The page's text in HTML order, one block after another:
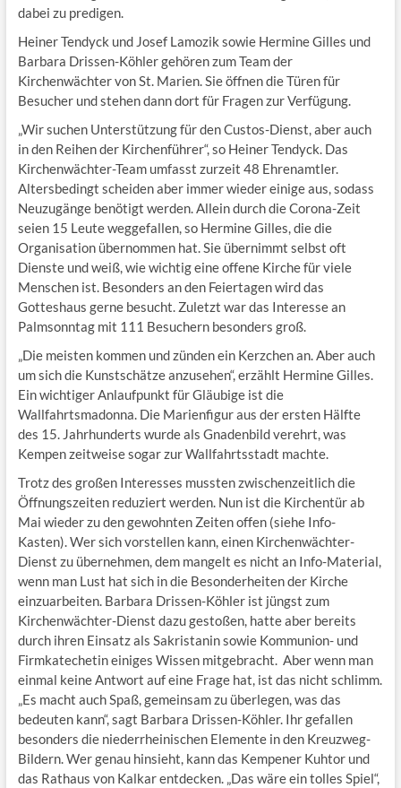
dabei zu predigen.
Heiner Tendyck und Josef Lamozik sowie Hermine Gilles und
Barbara Drissen-Köhler gehören zum Team der
Kirchenwächter von St. Marien. Sie öffnen die Türen für
Besucher und stehen dann dort für Fragen zur Verfügung.
„Wir suchen Unterstützung für den Custos-Dienst, aber auch
in den Reihen der Kirchenführer“, so Heiner Tendyck. Das
Kirchenwächter-Team umfasst zurzeit 48 Ehrenamtler.
Altersbedingt scheiden aber immer wieder einige aus, sodass
Neuzugänge benötigt werden. Allein durch die Corona-Zeit
seien 15 Leute weggefallen, so Hermine Gilles, die die
Organisation übernommen hat. Sie übernimmt selbst oft
Dienste und weiß, wie wichtig eine offene Kirche für viele
Menschen ist. Besonders an den Feiertagen wird das
Gotteshaus gerne besucht. Zuletzt war das Interesse an
Palmsonntag mit 111 Besuchern besonders groß.
„Die meisten kommen und zünden ein Kerzchen an. Aber auch
um sich die Kunstschätze anzusehen“, erzählt Hermine Gilles.
Ein wichtiger Anlaufpunkt für Gläubige ist die
Wallfahrtsmadonna. Die Marienfigur aus der ersten Hälfte
des 15. Jahrhunderts wurde als Gnadenbild verehrt, was
Kempen zeitweise sogar zur Wallfahrtsstadt machte.
Trotz des großen Interesses mussten zwischenzeitlich die
Öffnungszeiten reduziert werden. Nun ist die Kirchentür ab
Mai wieder zu den gewohnten Zeiten offen (siehe Info-
Kasten). Wer sich vorstellen kann, einen Kirchenwächter-
Dienst zu übernehmen, dem mangelt es nicht an Info-Material,
wenn man Lust hat sich in die Besonderheiten der Kirche
einzuarbeiten. Barbara Drissen-Köhler ist jüngst zum
Kirchenwächter-Dienst dazu gestoßen, hatte aber bereits
durch ihren Einsatz als Sakristanin sowie Kommunion- und
Firmkatechetin einiges Wissen mitgebracht. Aber wenn man
einmal keine Antwort auf eine Frage hat, ist das nicht schlimm.
„Es macht auch Spaß, gemeinsam zu überlegen, was das
bedeuten kann“, sagt Barbara Drissen-Köhler. Ihr gefallen
besonders die niederrheinischen Elemente in den Kreuzweg-
Bildern. Wer genau hinsieht, kann das Kempener Kuhtor und
das Rathaus von Kalkar entdecken. „Das wäre ein tolles Spiel“,